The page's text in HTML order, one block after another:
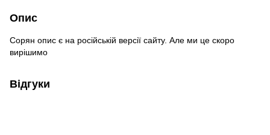
Опис
Сорян опис є на російській версії сайту. Але ми це скоро
вирішимо
Відгуки